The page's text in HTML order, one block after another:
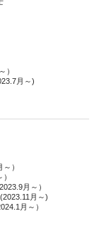
）
月～)
）
月～）
月～)
月～）